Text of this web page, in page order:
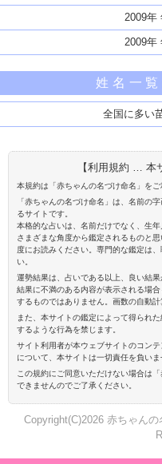
2009年
2009年
姓名一
全国に多い
【利用規約 … 本
本規約は「赤ちゃんの名づけ命名」を
「赤ちゃんの名づけ命名」は、名前の
るサイトです。
本格的な占いは、名前だけでなく、生
さまざまな角度から鑑定されるものと
度にお読みください。専門的な鑑定は
い。
運勢結果は、占いである以上、良い結
結果に不満のある内容が表示される場
するものではありません。画数の自動
また、本サイトの鑑定によって得られ
するような行為を禁じます。
サイト利用者が本ウェブサイトのコン
について、本サイトは一切責任を負いま
この規約にご同意いただけない場合は
できませんのでご了承ください。
Copyright(C)2026 赤ちゃん